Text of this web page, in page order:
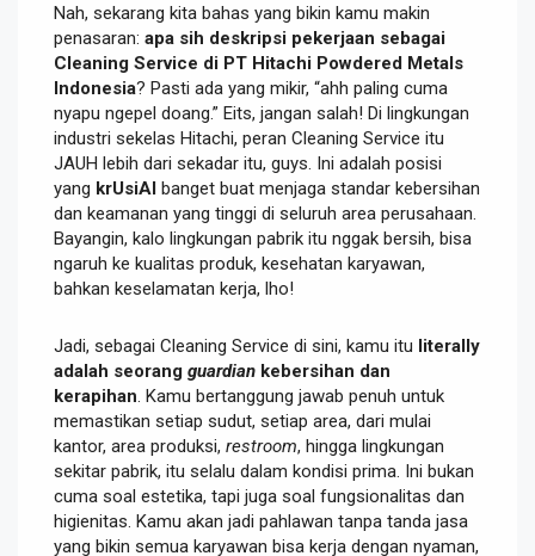
Nah, sekarang kita bahas yang bikin kamu makin
penasaran: apa sih deskripsi pekerjaan sebagai
Cleaning Service di PT Hitachi Powdered Metals
Indonesia? Pasti ada yang mikir, “ahh paling cuma
nyapu ngepel doang.” Eits, jangan salah! Di lingkungan
industri sekelas Hitachi, peran Cleaning Service itu
JAUH lebih dari sekadar itu, guys. Ini adalah posisi
yang krUsiAl banget buat menjaga standar kebersihan
dan keamanan yang tinggi di seluruh area perusahaan.
Bayangin, kalo lingkungan pabrik itu nggak bersih, bisa
ngaruh ke kualitas produk, kesehatan karyawan,
bahkan keselamatan kerja, lho!
Jadi, sebagai Cleaning Service di sini, kamu itu literally
adalah seorang guardian kebersihan dan
kerapihan . Kamu bertanggung jawab penuh untuk
memastikan setiap sudut, setiap area, dari mulai
kantor, area produksi, restroom, hingga lingkungan
sekitar pabrik, itu selalu dalam kondisi prima. Ini bukan
cuma soal estetika, tapi juga soal fungsionalitas dan
higienitas. Kamu akan jadi pahlawan tanpa tanda jasa
yang bikin semua karyawan bisa kerja dengan nyaman,